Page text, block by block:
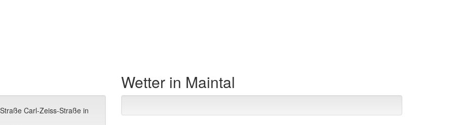
Carl-Zeiss-Straße in
Wetter in Maintal